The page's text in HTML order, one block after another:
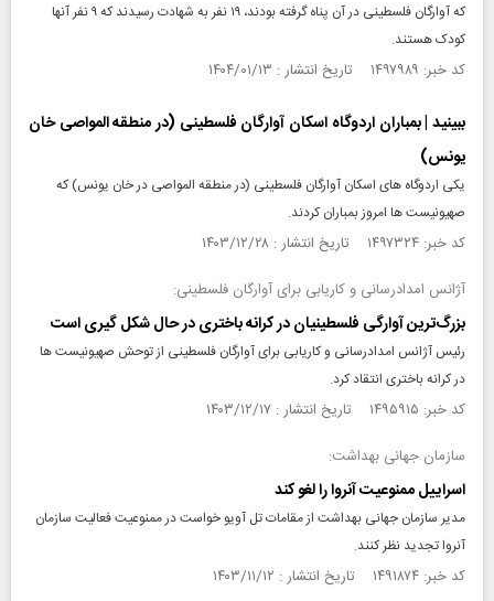
که آوارگان فلسطینی در آن پناه گرفته بودند، ۱۹ نفر به شهادت رسیدند که ۹ نفر آنها
کودک هستند.
کد خبر: ۱۴۹۷۹۸۹ تاریخ انتشار : ۱۴۰۴/۰۱/۱۳
ببینید | بمباران اردوگاه اسکان آوارگان فلسطینی (در منطقه المواصی خان
یونس)
یکی اردوگاه های اسکان آوارگان فلسطینی (در منطقه المواصی در خان یونس) که
صهیونیست ها امروز بمباران کردند.
کد خبر: ۱۴۹۷۳۲۴ تاریخ انتشار : ۱۴۰۳/۱۲/۲۸
آژانس امدادرسانی و کاریابی برای آوارگان فلسطینی:
بزرگ‌ترین آوارگی فلسطینیان در کرانه باختری در حال شکل گیری است
رئیس آژانس امدادرسانی و کاریابی برای آوارگان فلسطینی از توحش صهیونیست ها
در کرانه باختری انتقاد کرد.
کد خبر: ۱۴۹۵۹۱۵ تاریخ انتشار : ۱۴۰۳/۱۲/۱۷
سازمان جهانی بهداشت:
اسراییل ممنوعیت آنروا را لغو کند
مدیر سازمان جهانی بهداشت از مقامات تل آویو خواست در ممنوعیت فعالیت سازمان
آنروا تجدید نظر کنند.
کد خبر: ۱۴۹۱۸۷۴ تاریخ انتشار : ۱۴۰۳/۱۱/۱۲